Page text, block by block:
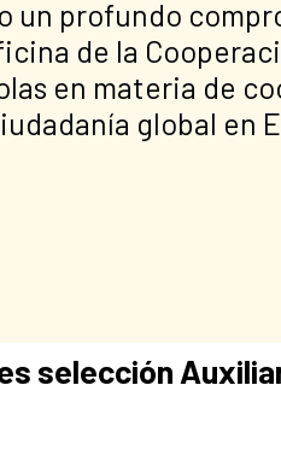
un profundo
de la
en materia de
global en
selección